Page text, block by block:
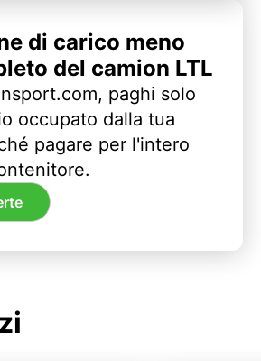
di carico meno
del camion LTL
paghi solo
occupato dalla tua
pagare per l'intero